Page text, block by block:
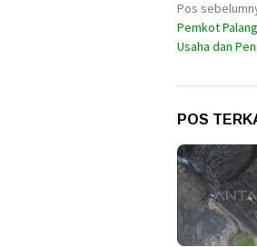
pos
Pos
Pemkot
Usaha dan
POS